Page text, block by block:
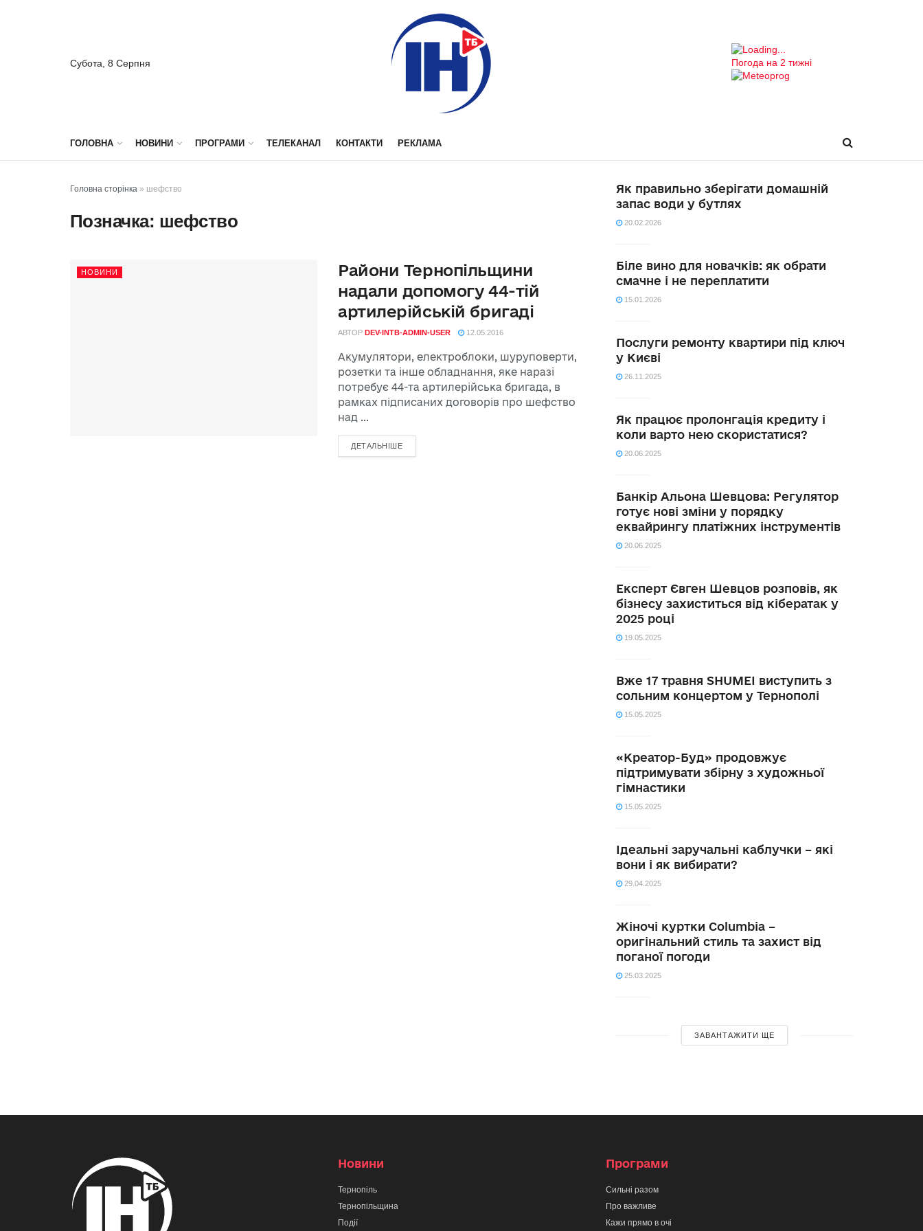
Субота, 8 Серпня Погода на 2 тижні
ГОЛОВНА НОВИНИ ПРОГРАМИ ТЕЛЕКАНАЛ КОНТАКТИ РЕКЛАМА
Головна сторінка » шефство
Позначка: шефство
НОВИНИ
Райони Тернопільщини
надали допомогу 44-тій
артилерійській бригаді
АВТОР DEV-INTB-ADMIN-USER 12.05.2016
Акумулятори, електроблоки, шуруповерти,
розетки та інше обладнання, яке наразі
потребує 44-та артилерійська бригада, в
рамках підписаних договорів про шефство
над ...
ДЕТАЛЬНІШЕ
Як правильно зберігати домашній
запас води у бутлях
20.02.2026
Біле вино для новачків: як обрати
смачне і не переплатити
15.01.2026
Послуги ремонту квартири під ключ
у Києві
26.11.2025
Як працює пролонгація кредиту і
коли варто нею скористатися?
20.06.2025
Банкір Альона Шевцова: Регулятор
готує нові зміни у порядку
еквайрингу платіжних інструментів
20.06.2025
Експерт Євген Шевцов розповів, як
бізнесу захиститься від кібератак у
2025 році
19.05.2025
Вже 17 травня SHUMEI виступить з
сольним концертом у Тернополі
15.05.2025
«Креатор-Буд» продовжує
підтримувати збірну з художньої
гімнастики
15.05.2025
Ідеальні заручальні каблучки – які
вони і як вибирати?
29.04.2025
Жіночі куртки Columbia –
оригінальний стиль та захист від
поганої погоди
25.03.2025
ЗАВАНТАЖИТИ ЩЕ
Новини
Тернопіль
Тернопільщина
Події
Програми
Сильні разом
Про важливе
Кажи прямо в очі